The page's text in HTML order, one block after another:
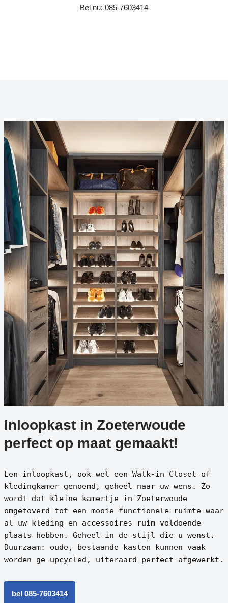
Bel nu: 085-7603414
Inloopkast in Zoeterwoude
perfect op maat gemaakt!
Een inloopkast, ook wel een Walk-in Closet of
kledingkamer genoemd, geheel naar uw wens. Zo
wordt dat kleine kamertje in Zoeterwoude
omgetoverd tot een mooie functionele ruimte waar
al uw kleding en accessoires ruim voldoende
plaats hebben. Geheel in de stijl die u wenst.
Duurzaam: oude, bestaande kasten kunnen vaak
worden ge-upcycled, uiteraard perfect afgewerkt.
bel 085-7603414